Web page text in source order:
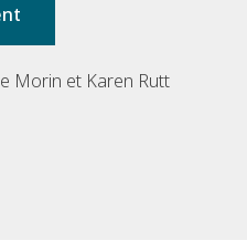
Morin et Karen Rutt